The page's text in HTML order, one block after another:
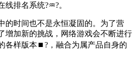
排名系统?♒?。
的时间也不是永恒凝固的。为了营
增加新的挑战，网络游戏会不断进行
各样版本⏹?，融合为属产品自身的